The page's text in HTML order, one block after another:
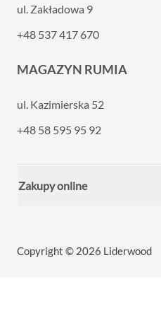
ul. Zakładowa 9
+48 537 417 670
MAGAZYN RUMIA
ul. Kazimierska 52
+48 58 595 95 92
Zakupy online
Copyright © 2026 Liderwood